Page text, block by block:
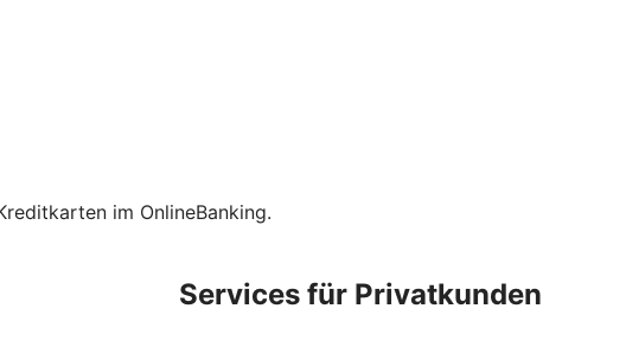
im OnlineBanking.
Services für Privatkunden